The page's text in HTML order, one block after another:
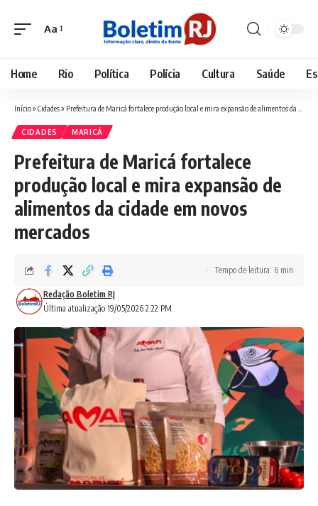
Font
Aa
Home Rio Política Polícia Cultura Saúde
Início» Cidades» Prefeitura de Maricá fortalece produção local e mira expansão de alimentos da cidade em novos mercados
CIDADES MARICÁ
Prefeitura de Maricá fortalece
produção local e mira expansão de
alimentos da cidade em novos
mercados
Última atualização 19/05/2026 2:22 PM
Redação Boletim RJ
Tempo de leitura: 6 min